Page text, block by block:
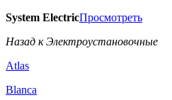
System ElectricПросмотреть
Назад к Электроустановочные
Atlas
Blanca